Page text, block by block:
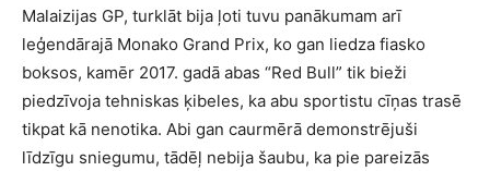
Malaizijas GP, turklāt bija ļoti tuvu panākumam arī
leģendārajā Monako Grand Prix, ko gan liedza fiasko
boksos, kamēr 2017. gadā abas “Red Bull” tik bieži
piedzīvoja tehniskas ķibeles, ka abu sportistu cīņas trasē
tikpat kā nenotika. Abi gan caurmērā demonstrējuši
līdzīgu sniegumu, tādēļ nebija šaubu, ka pie pareizās